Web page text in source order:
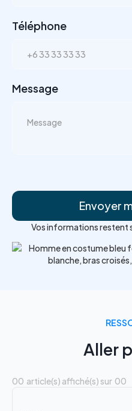
Téléphone
Message
Vos informations
Aller
00 article(s) affiché(s) sur 00